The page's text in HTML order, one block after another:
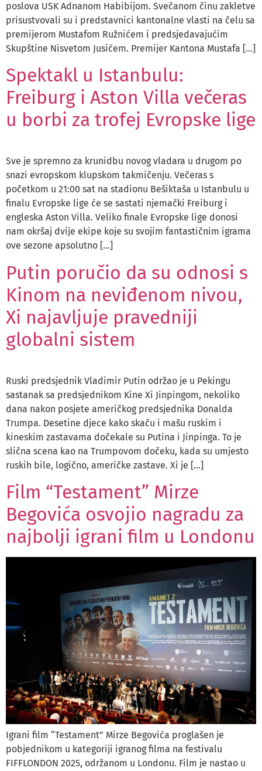
poslova USK Adnanom Habibijom. Svečanom činu zakletve
prisustvovali su i predstavnici kantonalne vlasti na čelu sa
premijerom Mustafom Ružnićem i predsjedavajućim
Skupštine Nisvetom Jusićem. Premijer Kantona Mustafa […]
Spektakl u Istanbulu:
Freiburg i Aston Villa večeras
u borbi za trofej Evropske lige
Sve je spremno za krunidbu novog vladara u drugom po
snazi evropskom klupskom takmičenju. Večeras s
početkom u 21:00 sat na stadionu Bešiktaša u Istanbulu u
finalu Evropske lige će se sastati njemački Freiburg i
engleska Aston Villa. Veliko finale Evropske lige donosi
nam okršaj dvije ekipe koje su svojim fantastičnim igrama
ove sezone apsolutno […]
Putin poručio da su odnosi s
Kinom na neviđenom nivou,
Xi najavljuje pravedniji
globalni sistem
Ruski predsjednik Vladimir Putin održao je u Pekingu
sastanak sa predsjednikom Kine Xi Jinpingom, nekoliko
dana nakon posjete američkog predsjednika Donalda
Trumpa. Desetine djece kako skaču i mašu ruskim i
kineskim zastavama dočekale su Putina i Jinpinga. To je
slična scena kao na Trumpovom dočeku, kada su umjesto
ruskih bile, logično, američke zastave. Xi je […]
Film “Testament” Mirze
Begovića osvojio nagradu za
najbolji igrani film u Londonu
Igrani film “Testament” Mirze Begovića proglašen je
pobjednikom u kategoriji igranog filma na festivalu
FIFFLONDON 2025, održanom u Londonu. Film je nastao u